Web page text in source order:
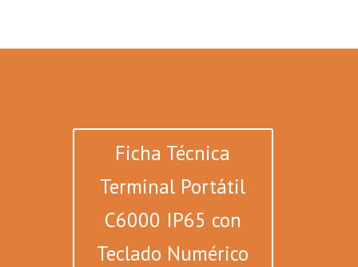
Ficha Técnica
Terminal Portátil
C6000 IP65 con
Teclado Numérico